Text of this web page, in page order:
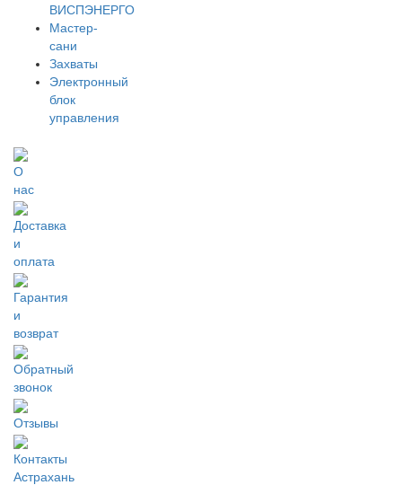
ВИСПЭНЕРГО
Мастер-
сани
Захваты
Электронный
блок
управления
О
нас
Доставка
и
оплата
Гарантия
и
возврат
Обратный
звонок
Отзывы
Контакты
Астрахань